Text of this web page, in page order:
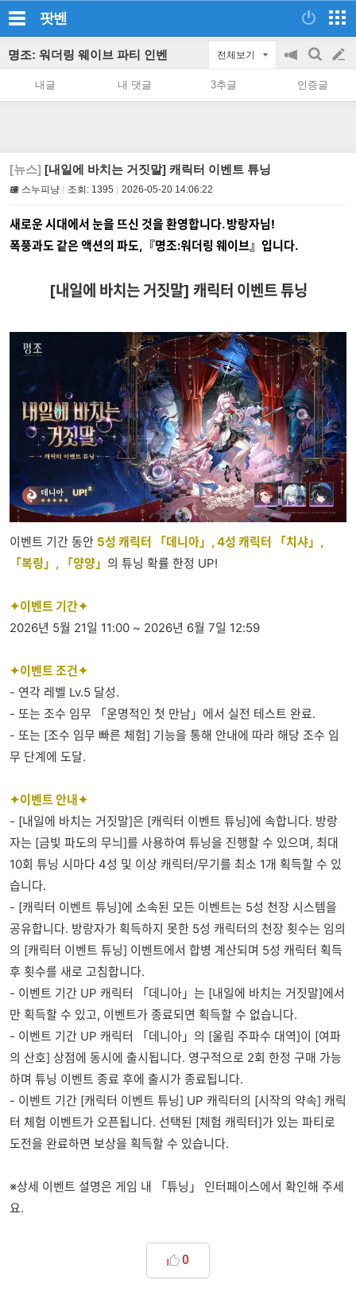
팟벤
명조: 워더링 웨이브 파티 인벤 전체보기
공
on/off
검
색
글
쓰
내글 내 댓글 3추글 인증글
[뉴스] [내일에 바치는 거짓말] 캐릭터 이벤트 튜닝
스누피냥 조회: 1395 2026-05-20 14:06:22
새로운 시대에서 눈을 뜨신 것을 환영합니다. 방랑자님!
폭풍과도 같은 액션의 파도,『명조:워더링 웨이브』입니다.
[내일에 바치는 거짓말] 캐릭터 이벤트 튜닝
이벤트 기간 동안 5성 캐릭터 「데니아」, 4성 캐릭터 「치샤」,
「복링」, 「양양」 의 튜닝 확률 한정 UP!
✦이벤트 기간✦
2026년 5월 21일 11:00 ~ 2026년 6월 7일 12:59
✦이벤트 조건✦
- 연각 레벨 Lv.5 달성.
- 또는 조수 임무 「운명적인 첫 만남」에서 실전 테스트 완료.
- 또는 [조수 임무 빠른 체험] 기능을 통해 안내에 따라 해당 조수 임
무 단계에 도달.
✦이벤트 안내✦
- [내일에 바치는 거짓말]은 [캐릭터 이벤트 튜닝]에 속합니다. 방랑
자는 [금빛 파도의 무늬]를 사용하여 튜닝을 진행할 수 있으며, 최대
10회 튜닝 시마다 4성 및 이상 캐릭터/무기를 최소 1개 획득할 수 있
습니다.
- [캐릭터 이벤트 튜닝]에 소속된 모든 이벤트는 5성 천장 시스템을
공유합니다. 방랑자가 획득하지 못한 5성 캐릭터의 천장 횟수는 임의
의 [캐릭터 이벤트 튜닝] 이벤트에서 합병 계산되며 5성 캐릭터 획득
후 횟수를 새로 고침합니다.
- 이벤트 기간 UP 캐릭터 「데니아」는 [내일에 바치는 거짓말]에서
만 획득할 수 있고, 이벤트가 종료되면 획득할 수 없습니다.
- 이벤트 기간 UP 캐릭터 「데니아」의 [울림 주파수 대역]이 [여파
의 산호] 상점에 동시에 출시됩니다. 영구적으로 2회 한정 구매 가능
하며 튜닝 이벤트 종료 후에 출시가 종료됩니다.
- 이벤트 기간 [캐릭터 이벤트 튜닝] UP 캐릭터의 [시작의 약속] 캐릭
터 체험 이벤트가 오픈됩니다. 선택된 [체험 캐릭터]가 있는 파티로
도전을 완료하면 보상을 획득할 수 있습니다.
※상세 이벤트 설명은 게임 내 「튜닝」 인터페이스에서 확인해 주세
요.
0